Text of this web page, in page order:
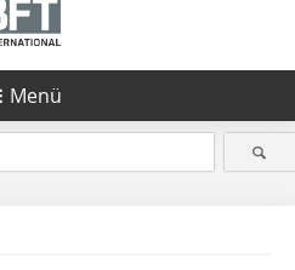
Menü